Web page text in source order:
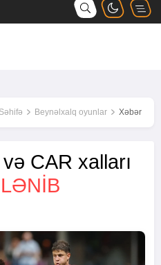
Beynəlxalq oyunlar Xəbər
CAR xalları